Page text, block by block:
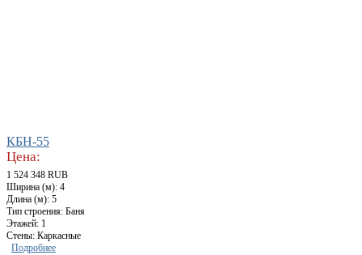
КБН-55
Цена:
1 524 348 RUB
Ширина (м): 4
Длина (м): 5
Тип строения: Баня
Этажей: 1
Стены: Каркасные
Подробнее